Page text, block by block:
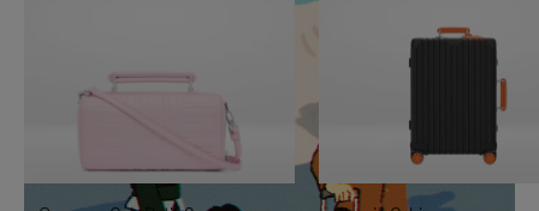
PAUSE,
APPUYEZ
SUR
DÉSACTIVÉ.
VEUILLEZ